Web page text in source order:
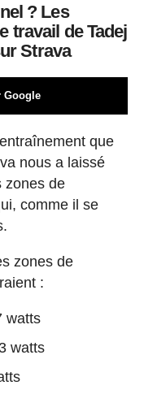
? Les
travail de Tadej
Strava
Google
que
nous a laissé
zones de
comme il se
zones de
:
watts
watts